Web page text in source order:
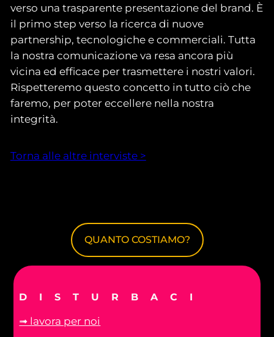
verso una trasparente presentazione del brand. È
il primo step verso la ricerca di nuove
partnership, tecnologiche e commerciali. Tutta
la nostra comunicazione va resa ancora più
vicina ed efficace per trasmettere i nostri valori.
Rispetteremo questo concetto in tutto ciò che
faremo, per poter eccellere nella nostra
integrità.
Torna alle altre interviste >
QUANTO COSTIAMO?
DISTURBACI
➟ lavora per noi